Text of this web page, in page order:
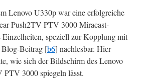
Lenovo U330p war eine erfolgreiche
Push2TV PTV 3000 Miracast-
speziell zur Kopplung mit
Blog-Beitrag [b6] nachlesbar. Hier
wie sich der Bildschirm des Lenovo
3000 spiegeln lässt.